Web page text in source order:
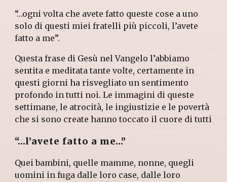
“…ogni volta che avete fatto queste cose a uno
solo di questi miei fratelli più piccoli, l’avete
fatto a me”.
Questa frase di Gesù nel Vangelo l’abbiamo
sentita e meditata tante volte, certamente in
questi giorni ha risvegliato un sentimento
profondo in tutti noi. Le immagini di queste
settimane, le atrocità, le ingiustizie e le povertà
che si sono create hanno toccato il cuore di tutti
“…l’avete fatto a me…”
Quei bambini, quelle mamme, nonne, quegli
uomini in fuga dalle loro case, dalle loro